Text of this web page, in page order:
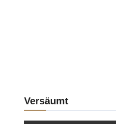
Versäumt